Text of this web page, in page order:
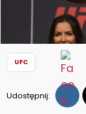
UFC
Udostępnij: